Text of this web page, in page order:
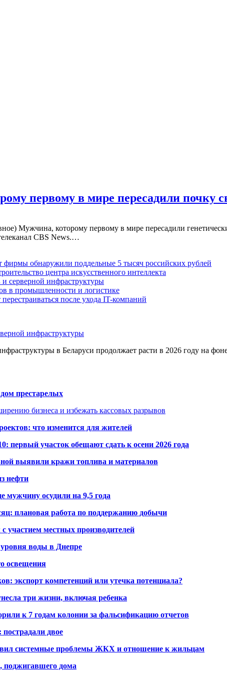
первому в мире пересадили почку
Мужчина, которому первому в мире пересадили
CBS News.…
фирмы обнаружили поддельные 5 тысяч российских рублей
центра искусственного интеллекта
и серверной инфраструктуры
в промышленности и логистике
после ухода IT-компаний
инфраструктуры
в Беларуси продолжает расти в 2026 году на
престарелых
бизнеса и избежать кассовых разрывов
что изменится для жителей
первый участок обещают сдать к осени 2026 года
выявили кражи топлива и материалов
нефти
мужчину осудили на 9,5 года
плановая работа по поддержанию добычи
участием местных производителей
воды в Днепре
освещения
экспорт компетенций или утечка потенциала?
три жизни, включая ребенка
к 7 годам колонии за фальсификацию отчетов
двое
системные проблемы ЖКХ и отношение к жильцам
поджигавшего дома